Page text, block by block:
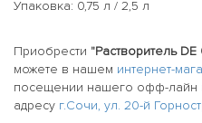
Упаковка: 0,75 л / 2,5 л
Приобрести "Растворитель DE
можете в нашем интернет-
посещении нашего офф-лайн
адресу г.Сочи, ул. 20-й